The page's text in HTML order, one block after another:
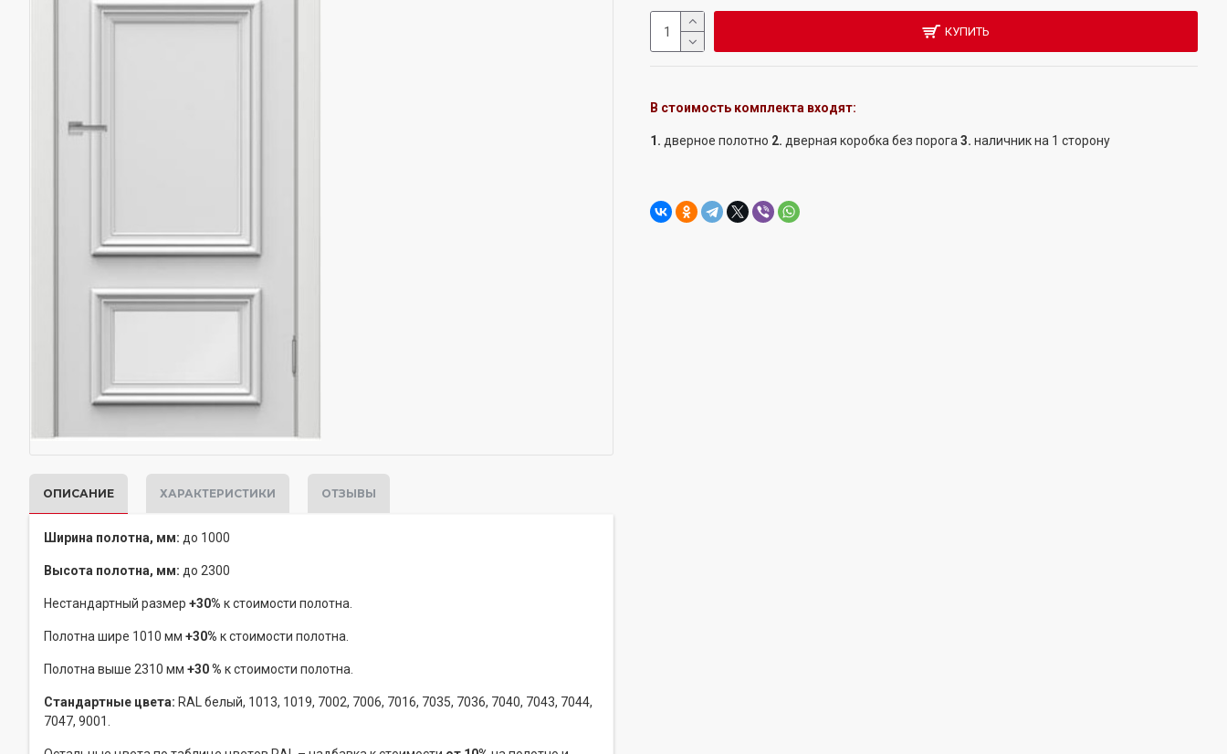
ОПИСАНИЕ ХАРАКТЕРИСТИКИ ОТЗЫВЫ
Ширина полотна, мм: до 1000
Высота полотна, мм: до 2300
Нестандартный размер +30% к стоимости полотна.
Полотна шире 1010 мм +30% к стоимости полотна.
Полотна выше 2310 мм +30 % к стоимости полотна.
Стандартные цвета: RAL белый, 1013, 1019, 7002, 7006, 7016, 7035, 7036, 7040, 7043, 7044,
7047, 9001.
КУПИТЬ
В стоимость комплекта входят:
1. дверное полотно 2. дверная коробка без порога 3. наличникна 1 сторону